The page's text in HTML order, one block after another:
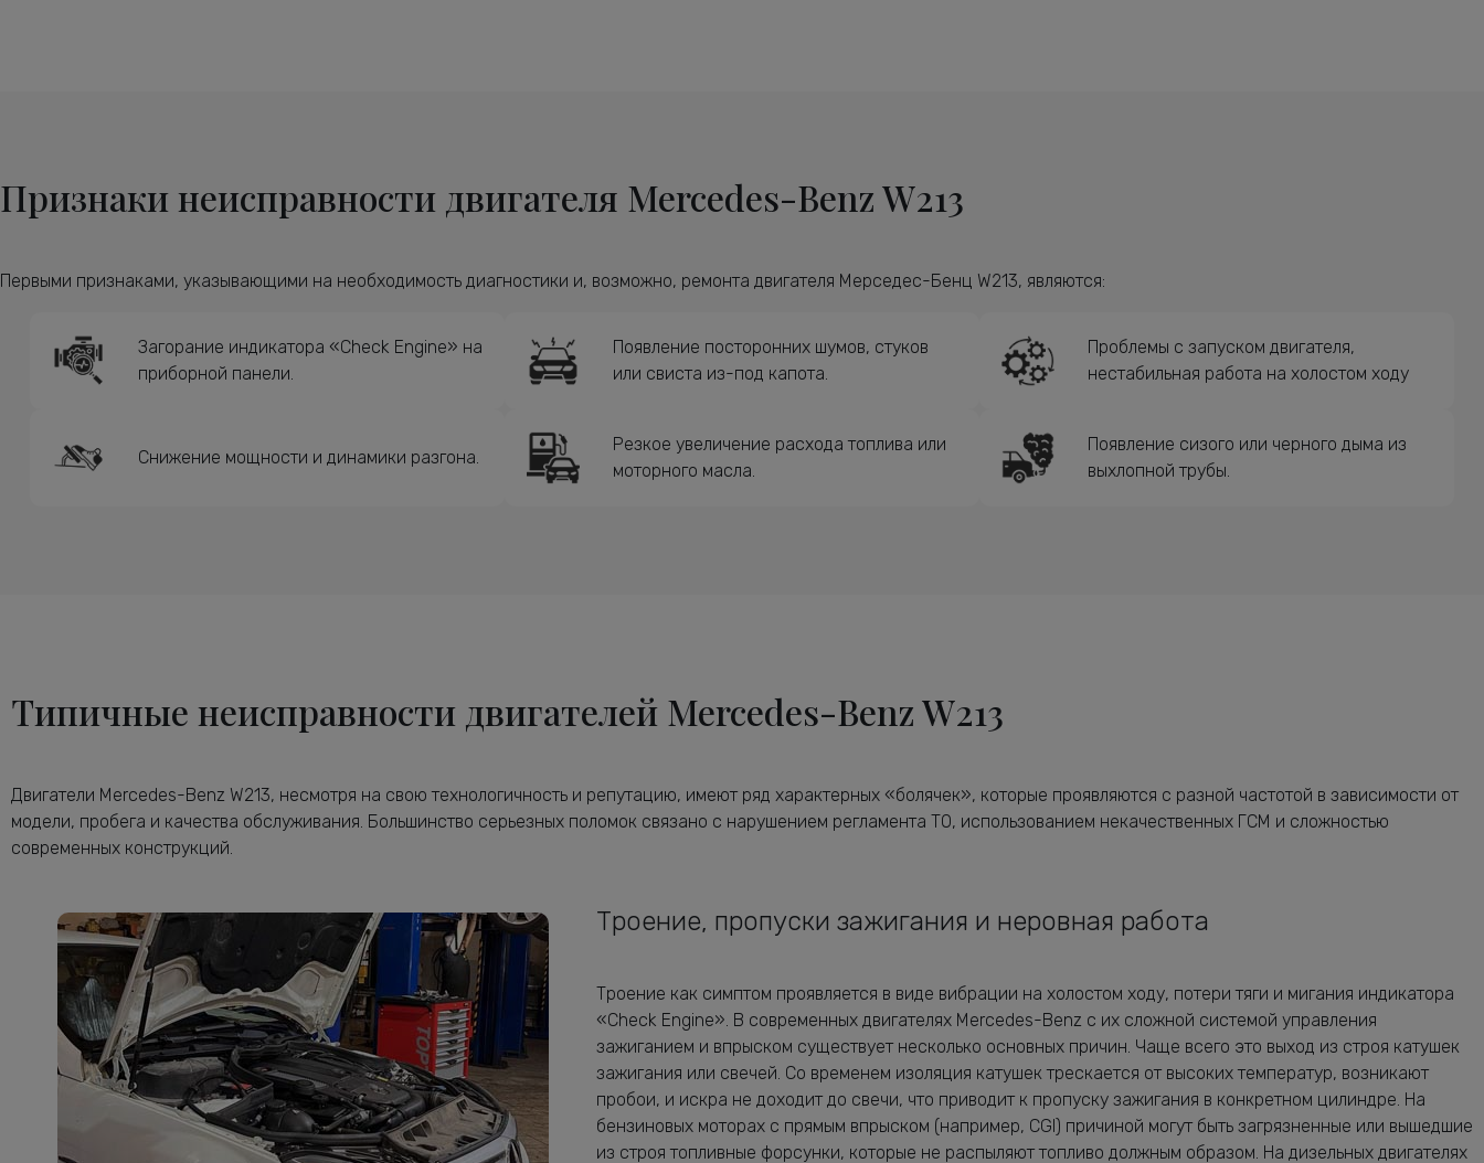
Признаки неисправности двигателя Mercedes-Benz W213
Первыми признаками, указывающими на необходимость диагностики и, возможно, ремонта двигателя Мерседес-Бенц W213, являются:
Загорание индикатора «Check Engine» на
приборной панели.
Появление посторонних шумов, стуков
или свиста из-под капота.
Проблемы с запуском двигателя,
нестабильная работа на холостом ходу
Снижение мощности и динамики разгона.
Резкое увеличение расхода топлива или
моторного масла.
Появление сизого или черного дыма из
выхлопной трубы.
Типичные неисправности двигателей Mercedes-Benz W213
Двигатели Mercedes-Benz W213, несмотря на свою технологичность и репутацию, имеют ряд характерных «болячек», которые проявляются с разной частотой в зависимости от
модели, пробега и качества обслуживания. Большинство серьезных поломок связано с нарушением регламента ТО, использованием некачественных ГСМ и сложностью
современных конструкций.
Троение, пропуски зажигания и неровная работа
Троение как симптом проявляется в виде вибрации на холостом ходу, потери тяги и мигания индикатора
«Check Engine». В современных двигателях Mercedes-Benz с их сложной системой управления
зажиганием и впрыском существует несколько основных причин. Чаще всего это выход из строя катушек
зажигания или свечей. Со временем изоляция катушек трескается от высоких температур, возникают
пробои, и искра не доходит до свечи, что приводит к пропуску зажигания в конкретном цилиндре. На
бензиновых моторах с прямым впрыском (например, CGI) причиной могут быть загрязненные или вышедшие
из строя топливные форсунки, которые не распыляют топливо должным образом. На дизельных двигателях